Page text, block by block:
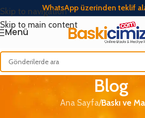
Skip to navigation
Skip to main content
WhatsApp üzerinden teklif
Menü
Blog
Ana Sayfa/Baskı ve